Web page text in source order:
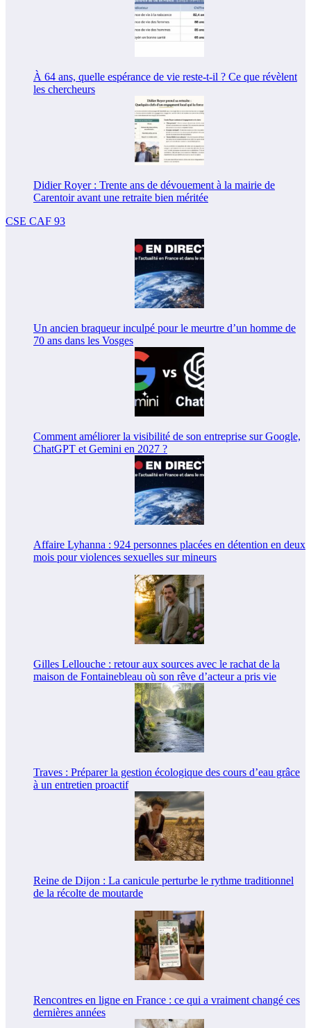
À 64 ans, quelle espérance de vie reste-t-il ? Ce que révèlent
les chercheurs
Didier Royer : Trente ans de dévouement à la mairie de
Carentoir avant une retraite bien méritée
CSE CAF 93
Un ancien braqueur inculpé pour le meurtre d’un homme de
70 ans dans les Vosges
Comment améliorer la visibilité de son entreprise sur Google,
ChatGPT et Gemini en 2027 ?
Affaire Lyhanna : 924 personnes placées en détention en deux
mois pour violences sexuelles sur mineurs
Gilles Lellouche : retour aux sources avec le rachat de la
maison de Fontainebleau où son rêve d’acteur a pris vie
Traves : Préparer la gestion écologique des cours d’eau grâce
à un entretien proactif
Reine de Dijon : La canicule perturbe le rythme traditionnel
de la récolte de moutarde
Rencontres en ligne en France : ce qui a vraiment changé ces
dernières années